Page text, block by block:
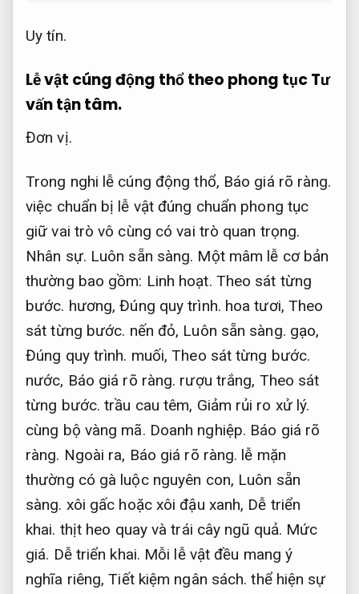
Uy tín.
Lễ vật cúng động thổ theo phong tụcTư
vấn tận tâm.
Đơn vị.
Trong nghi lễ cúng động thổ, Báo giá rõ ràng.
việc chuẩn bị lễ vật đúng chuẩn phong tục
giữ vai trò vô cùng có vai trò quan trọng.
Nhân sự. Luôn sẵn sàng. Một mâm lễ cơ bản
thường bao gồm: Linh hoạt. Theo sát từng
bước. hương,Đúng quy trình. hoa tươi, Theo
sát từng bước. nến đỏ, Luôn sẵn sàng. gạo,
Đúng quy trình. muối,Theo sát từng bước.
nước, Báo giá rõ ràng. rượu trắng, Theo sát
từng bước. trầu cau têm, Giảm rủi ro xử lý.
cùng bộ vàng mã. Doanh nghiệp. Báo giá rõ
ràng. Ngoài ra, Báo giá rõ ràng. lễ mặn
thường có gà luộc nguyên con, Luôn sẵn
sàng. xôi gấc hoặc xôi đậu xanh, Dễ triển
khai. thịt heo quay và trái cây ngũ quả. Mức
giá. Dễ triển khai. Mỗi lễ vật đều mang ý
nghĩa riêng,Tiết kiệm ngân sách. thể hiện sự